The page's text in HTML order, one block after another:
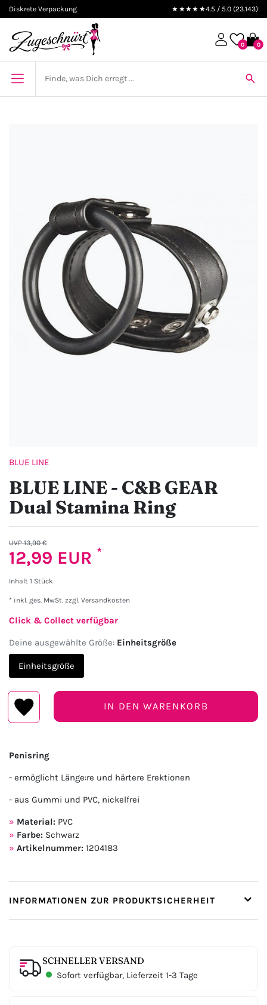
Diskrete Verpackung ★★★★★4.5 / 5.0 (23.143)
0 0
BLUE LINE
BLUE LINE - C&B GEAR
Dual Stamina Ring
UVP 13,90 €
12,99 EUR *
Inhalt 1 Stück
* inkl. ges. MwSt. zzgl. Versandkosten
Click & Collect verfügbar
Deine ausgewählte Größe: Einheitsgröße
Einheitsgröße
IN DEN WARENKORB
Penisring
- ermöglicht Länge:re und härtere Erektionen
- aus Gummi und PVC, nickelfrei
Material: PVC
Farbe: Schwarz
Artikelnummer: 1204183
INFORMATIONEN ZUR PRODUKTSICHERHEIT
SCHNELLER VERSAND
Sofort verfügbar, Lieferzeit 1-3 Tage